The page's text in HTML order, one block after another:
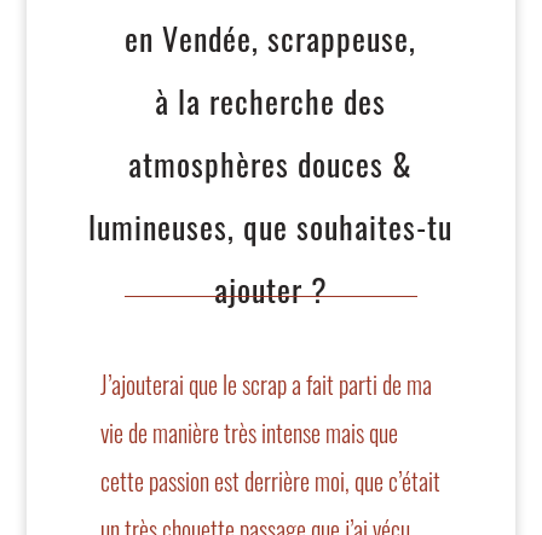
en Vendée, scrappeuse,
à la recherche des
atmosphères douces &
lumineuses, que souhaites-tu
ajouter ?
J’ajouterai que le scrap a fait parti de ma
vie de manière très intense mais que
cette passion est derrière moi, que c’était